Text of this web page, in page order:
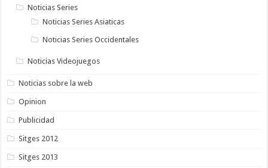
Noticias Series
Noticias Series Asiaticas
Noticias Series Occidentales
Noticias Videojuegos
Noticias sobre la web
Opinion
Publicidad
Sitges 2012
Sitges 2013